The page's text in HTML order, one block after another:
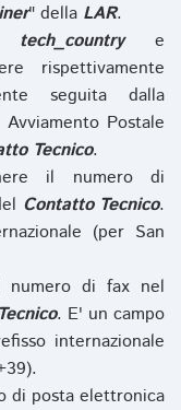
" della LAR.
tech_countrye
rispettivamente
seguita dalla
Postale
Tecnico.
il numero di
Contatto Tecnico.
(per San
di fax nel
. E' un campo
internazionale
di posta elettronica